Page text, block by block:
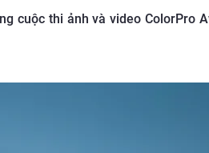
cuộc thi ảnh và video ColorPro